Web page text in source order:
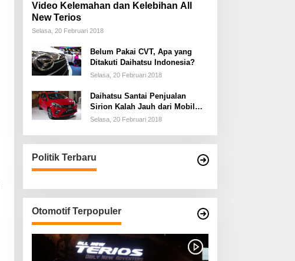
Video Kelemahan dan Kelebihan All
New Terios
Selasa, 20 Februari 2018
Belum Pakai CVT, Apa yang
Ditakuti Daihatsu Indonesia?
Selasa, 20 Februari 2018
Daihatsu Santai Penjualan
Sirion Kalah Jauh dari Mobil
LCGC
Selasa, 20 Februari 2018
Politik Terbaru
Otomotif Terpopuler